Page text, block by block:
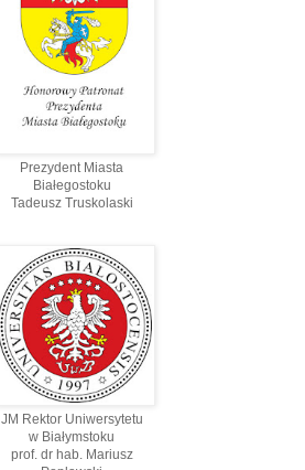
Prezydent Miasta
Białegostoku
Tadeusz Truskolaski
JM Rektor Uniwersytetu
w Białymstoku
prof. dr hab. Mariusz